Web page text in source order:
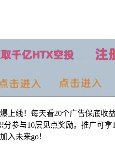
上线！每天看20个广告保底收
分参与10层见点奖励。推广可
入未来go！